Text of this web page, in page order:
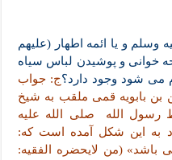
وسلم و یا ائمه اطهار (علیهم
خوانی و پوشیدن لباس سیاه
می شود وجود دارد؟ج: جواب
بن بابویه قمی ملقب به شیخ
رسول الله صلى الله علیه
به این شکل آمده است که:
باشد» (من لایحضره الفقیه: